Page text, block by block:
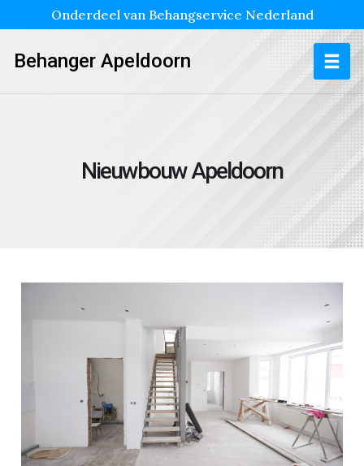
Onderdeel van Behangservice Nederland
Behanger Apeldoorn
Nieuwbouw Apeldoorn